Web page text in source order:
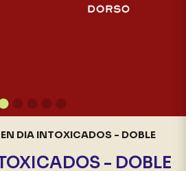
DIA INTOXICADOS - DOBLE
- DOBLE